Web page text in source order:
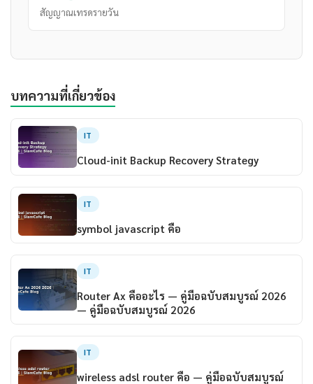
สัญญาณเทรดรายวัน
บทความที่เกี่ยวข้อง
IT
Cloud-init Backup Recovery Strategy
IT
symbol javascript คือ
IT
Router Ax คืออะไร — คู่มือฉบับสมบูรณ์ 2026
— คู่มือฉบับสมบูรณ์ 2026
IT
wireless adsl router คือ — คู่มือฉบับสมบูรณ์